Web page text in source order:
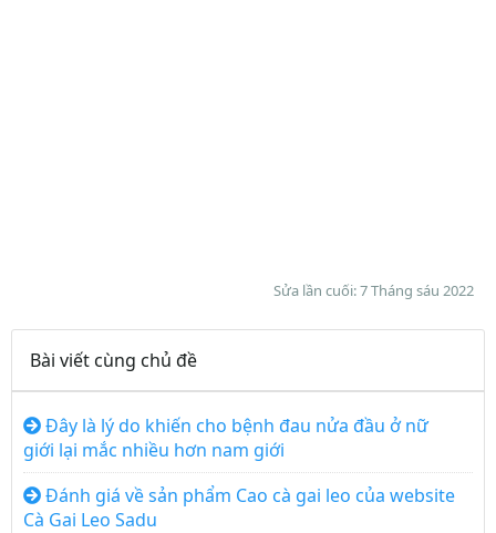
Sửa lần cuối:7 Tháng sáu 2022
Bài viết cùng chủ đề
Đây là lý do khiến cho bệnh đau nửa đầu ở nữ
giới lại mắc nhiều hơn nam giới
Đánh giá về sản phẩm Cao cà gai leo của website
Cà Gai Leo Sadu